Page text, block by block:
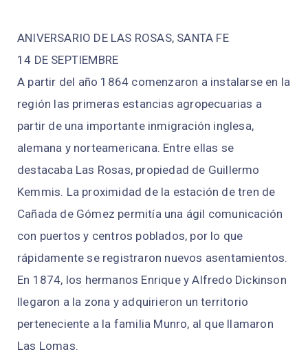
ANIVERSARIO DE LAS ROSAS, SANTA FE
14 DE SEPTIEMBRE
A partir del año 1864 comenzaron a instalarse en la
región las primeras estancias agropecuarias a
partir de una importante inmigración inglesa,
alemana y norteamericana. Entre ellas se
destacaba Las Rosas, propiedad de Guillermo
Kemmis. La proximidad de la estación de tren de
Cañada de Gómez permitía una ágil comunicación
con puertos y centros poblados, por lo que
rápidamente se registraron nuevos asentamientos.
En 1874, los hermanos Enrique y Alfredo Dickinson
llegaron a la zona y adquirieron un territorio
perteneciente a la familia Munro, al que llamaron
Las Lomas.